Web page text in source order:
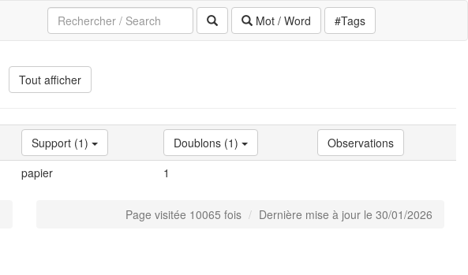
Mot / Word #Tags
Tout afficher
Support (1) Doublons (1)
Observations
papier 1
Page visitée 10065 fois Dernière mise à jour le 30/01/2026